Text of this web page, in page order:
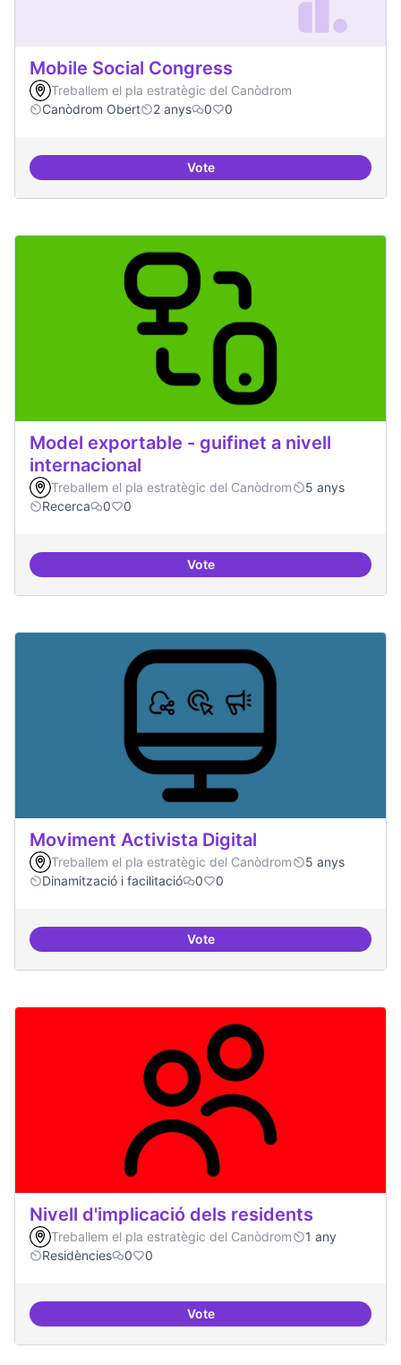
Mobile Social Congress
Treballem el pla estratègic del Canòdrom
Canòdrom Obert
2 anys 0 0
VoteMobile Social Congress
Model exportable - guifinet a nivell
internacional
Treballem el pla estratègic del Canòdrom
5 anys
Recerca
0 0
VoteModel exportable - guifinet a
Moviment Activista Digital
Treballem el pla estratègic del Canòdrom
5 anys
Dinamització i facilitació
0 0
VoteMoviment Activista Digital
Nivell d'implicació dels residents
Treballem el pla estratègic del Canòdrom
1 any
Residències
0 0
VoteNivell d'implicació dels residents